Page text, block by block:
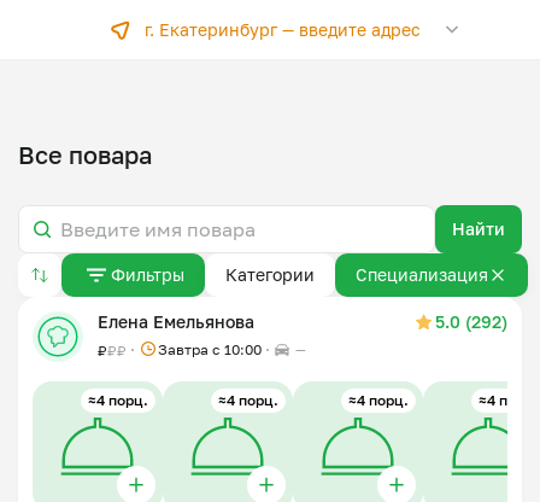
г. Екатеринбург —введите адрес
Все повара
Найти
Фильтры Категории Специализация
Елена Емельянова 5.0 (292)
₽₽₽ Завтра c 10:00 —
≈4 порц. ≈4 порц. ≈4 порц. ≈4 порц.